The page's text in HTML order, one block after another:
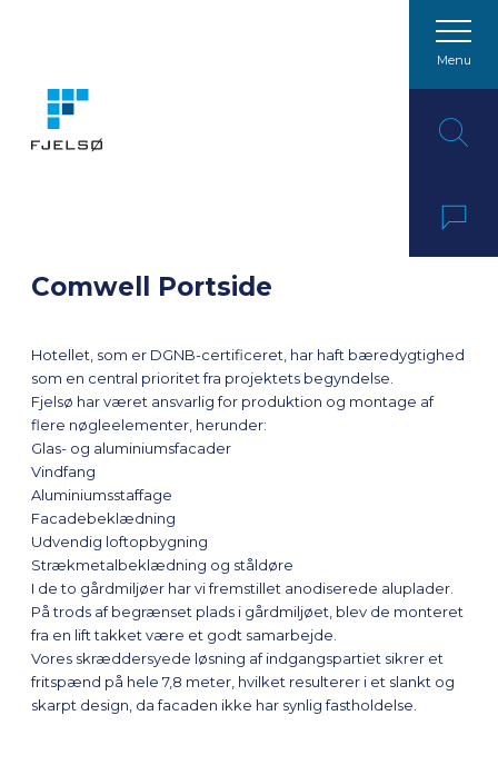
Spring til indhold
Menu
Comwell Portside
Hotellet, som er DGNB-certificeret, har haft bæredygtighed
som en central prioritet fra projektets begyndelse.
Fjelsø har været ansvarlig for produktion og montage af
flere nøgleelementer, herunder:
Glas- og aluminiumsfacader
Vindfang
Aluminiumsstaffage
Facadebeklædning
Udvendig loftopbygning
Strækmetalbeklædning og ståldøre
I de to gårdmiljøer har vi fremstillet anodiserede aluplader.
På trods af begrænset plads i gårdmiljøet, blev de monteret
fra en lift takket være et godt samarbejde.
Vores skræddersyede løsning af indgangspartiet sikrer et
fritspænd på hele 7,8 meter, hvilket resulterer i et slankt og
skarpt design, da facaden ikke har synlig fastholdelse.